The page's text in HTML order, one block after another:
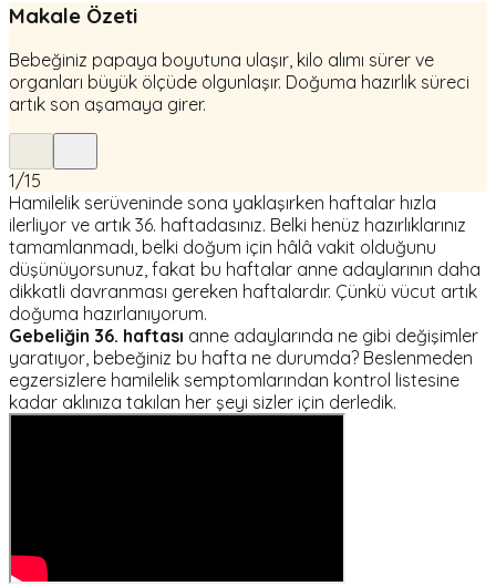
Makale Özeti
Bebeğiniz papaya boyutuna ulaşır, kilo alımı sürer ve
organları büyük ölçüde olgunlaşır. Doğuma hazırlık süreci
artık son aşamaya girer.
1/15
Hamilelik serüveninde sona yaklaşırken haftalar hızla
ilerliyor ve artık 36. haftadasınız. Belki henüz hazırlıklarınız
tamamlanmadı, belki doğum için hâlâ vakit olduğunu
düşünüyorsunuz, fakat bu haftalar anne adaylarının daha
dikkatli davranması gereken haftalardır. Çünkü vücut artık
doğuma hazırlanıyorum.
Gebeliğin 36. haftası anne adaylarında ne gibi değişimler
yaratıyor, bebeğiniz bu hafta ne durumda? Beslenmeden
egzersizlere hamilelik semptomlarından kontrol listesine
kadar aklınıza takılan her şeyi sizler için derledik.